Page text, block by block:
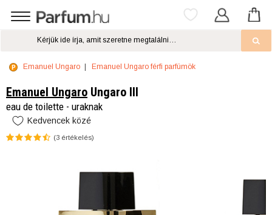
Emanuel Ungaro Emanuel Ungaro férfi parfümök
Emanuel Ungaro Ungaro III
eau de toilette - uraknak
Kedvencek közé
(3 értékelés)